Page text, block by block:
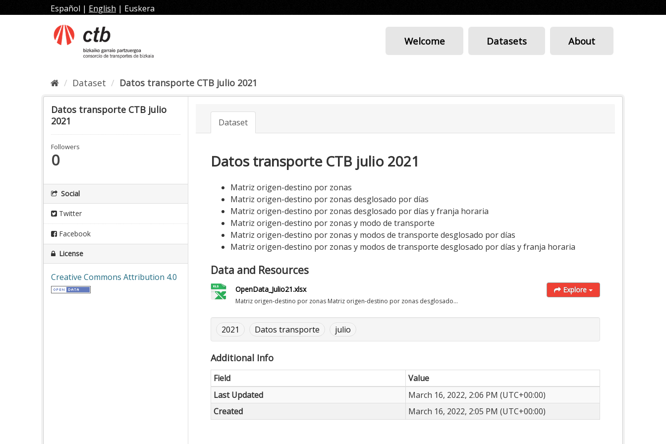
to
Español | English | Euskera
Welcome Datasets About
Dataset Datos transporte CTB julio 2021
Datos transporte CTB julio
2021
Followers
0
Social
Twitter
Facebook
License
Creative Commons Attribution 4.0
Dataset
Datos transporte CTB julio 2021
Matriz origen-destino por zonas
Matriz origen-destino por zonas desglosado por días
Matriz origen-destino por zonas desglosado por días y franja horaria
Matriz origen-destino por zonas y modo de transporte
Matriz origen-destino por zonas y modos de transporte desglosado por días
Matriz origen-destino por zonas y modos de transporte desglosado por días y franja horaria
Data and Resources
OpenData_Julio21.xlsx
Matriz origen-destino por zonas Matriz origen-destino por zonas desglosado...
Explore
2021 Datos transporte julio
Additional Info
Field
Value
Last Updated
March 16, 2022, 2:06 PM (UTC+00:00)
Created
March 16, 2022, 2:05 PM (UTC+00:00)